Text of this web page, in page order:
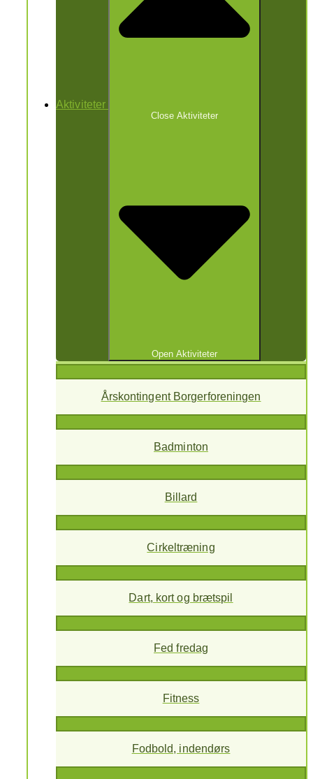
Aktiviteter
Close Aktiviteter
Open Aktiviteter
Årskontingent Borgerforeningen
Badminton
Billard
Cirkeltræning
Dart, kort og brætspil
Fed fredag
Fitness
Fodbold, indendørs